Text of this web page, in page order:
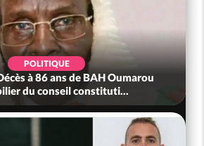
POLITIQUE
à 86 ans de BAH Oumarou
du conseil constituti...